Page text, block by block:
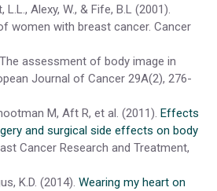
L.L., Alexy, W., & Fife, B.L (2001).
women with breast cancer. Cancer
assessment of body image in
Journal of Cancer 29A(2), 276-
M, Aft R, et al. (2011). Effects
and surgical side effects on body
Cancer Research and Treatment,
K.D. (2014). Wearing my heart on